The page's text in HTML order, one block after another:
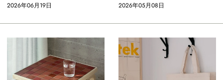
2026年06月19日 2026年05月08日